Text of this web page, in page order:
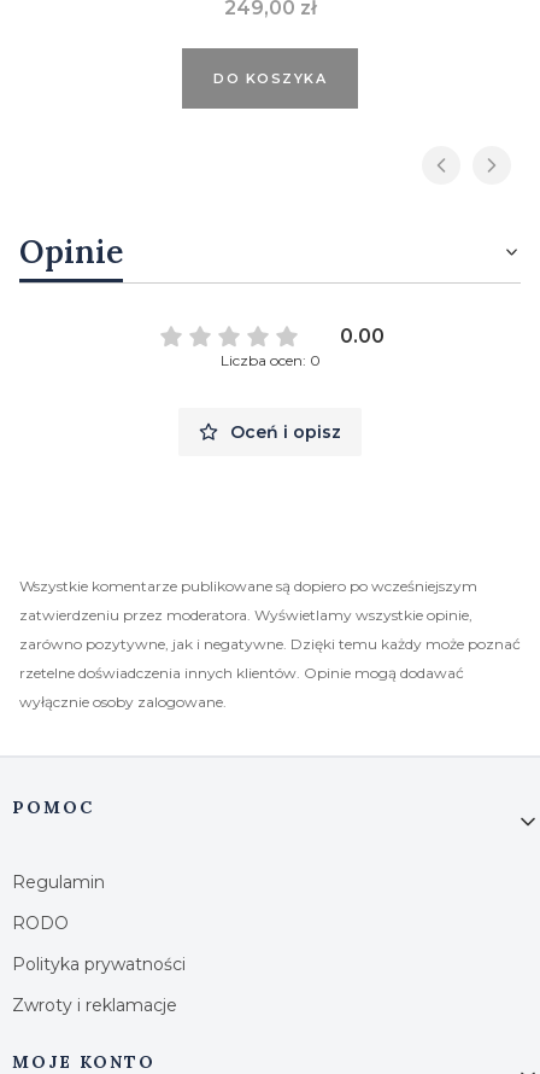
Cena
249,00 zł
DO KOSZYKA
Opinie
0.00
Liczba ocen: 0
Oceń i opisz
Wszystkie komentarze publikowane są dopiero po wcześniejszym
zatwierdzeniu przez moderatora. Wyświetlamy wszystkie opinie,
zarówno pozytywne, jak i negatywne. Dzięki temu każdy może poznać
rzetelne doświadczenia innych klientów. Opinie mogą dodawać
wyłącznie osoby zalogowane.
Linki w stopce
POMOC
Regulamin
RODO
Polityka prywatności
Zwroty i reklamacje
MOJE KONTO